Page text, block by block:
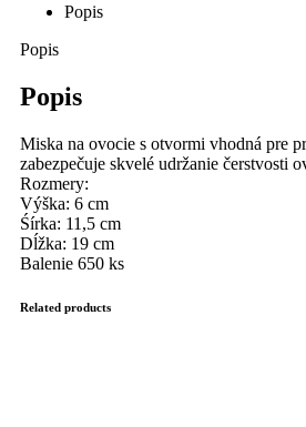
Popis
Popis
Popis
Miska na ovocie s otvormi vhodná pre
zabezpečuje skvelé udržanie čerstvosti
Rozmery:
Výška: 6 cm
Śírka: 11,5 cm
Dĺžka: 19 cm
Balenie 650 ks
Related products